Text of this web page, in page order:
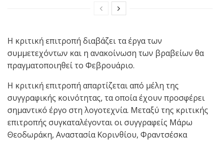
Η κριτική επιτροπή διαβάζει τα έργα των
συμμετεχόντων και η ανακοίνωση των βραβείων θα
πραγματοποιηθεί το Φεβρουάριο.
Η κριτική επιτροπή απαρτίζεται από μέλη της
συγγραφικής κοινότητας, τα οποία έχουν προσφέρει
σημαντικό έργο στη λογοτεχνία. Μεταξύ της κριτικής
επιτροπής συγκαταλέγονται οι συγγραφείς Μάρω
Θεοδωράκη, Αναστασία Κορινθίου, Φραντσέσκα